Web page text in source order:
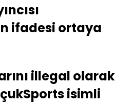
ifadesi ortaya
illegal olarak
isimli